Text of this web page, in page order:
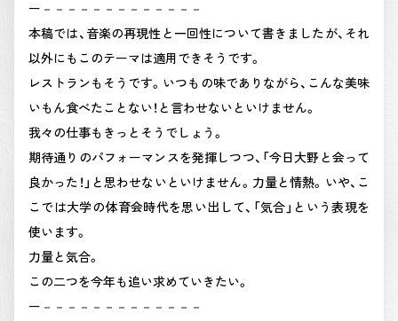
ー－－－－－－－－－－－－－
本稿では、音楽の再現性と一回性について書きましたが、それ
以外にもこのテーマは適用できそうです。
レストランもそうです。いつもの味でありながら、こんな美味
いもん食べたことない！と言わせないといけません。
我々の仕事もきっとそうでしょう。
期待通りのパフォーマンスを発揮しつつ、「今日大野と会って
良かった！」と思わせないといけません。力量と情熱。いや、こ
こでは大学の体育会時代を思い出して、「気合」という表現を
使います。
力量と気合。
この二つを今年も追い求めていきたい。
ー－－－－－－－－－－－－－